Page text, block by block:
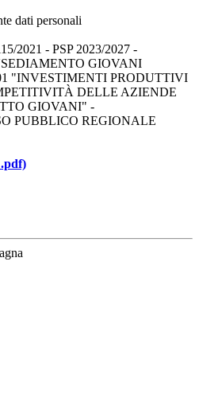
dati personali
2021 - PSP 2023/2027 -
GIOVANI
"INVESTIMENTI PRODUTTIVI
DELLE AZIENDE
GIOVANI" -
PUBBLICO REGIONALE